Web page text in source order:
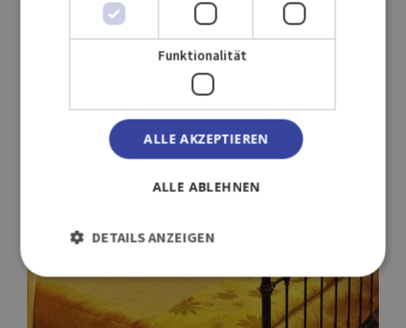
Funktionalität
ALLE AKZEPTIEREN
ALLE ABLEHNEN
DETAILS ANZEIGEN